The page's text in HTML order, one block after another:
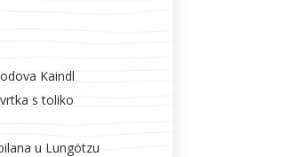
Kaindl
s toliko
u Lungötzu